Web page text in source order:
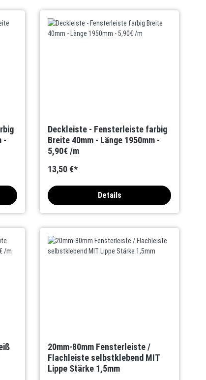
-
Deckleiste - Fensterleiste farbig
Breite 40mm - Länge 1950mm -
5,90€ /m
13,50 €*
Details
20mm-80mm Fensterleiste /
Flachleiste selbstklebend MIT
Lippe Stärke 1,5mm